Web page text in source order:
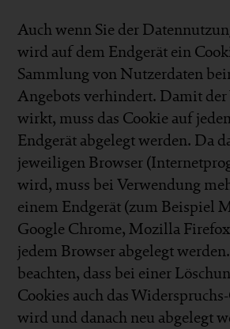
Auch wenn Sie der
wird auf dem Endgerät ein
Sammlung von Nutzerdaten
Angebots verhindert. Damit
wirkt, muss das Cookie auf
Endgerät abgelegt werden. Da
jeweiligen Browser
wird, muss bei Verwendung
einem Endgerät (zum Beispiel
Google Chrome, Mozilla
jedem Browser abgelegt
beachten, dass bei einer
Cookies auch das
wird und danach neu abgelegt